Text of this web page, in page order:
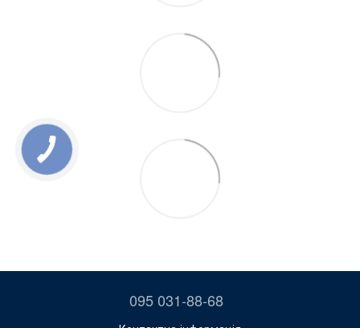
095 031-88-68